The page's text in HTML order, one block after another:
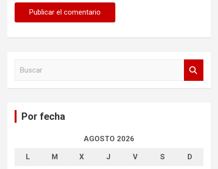
Por fecha
AGOSTO 2026
L M X J V S D